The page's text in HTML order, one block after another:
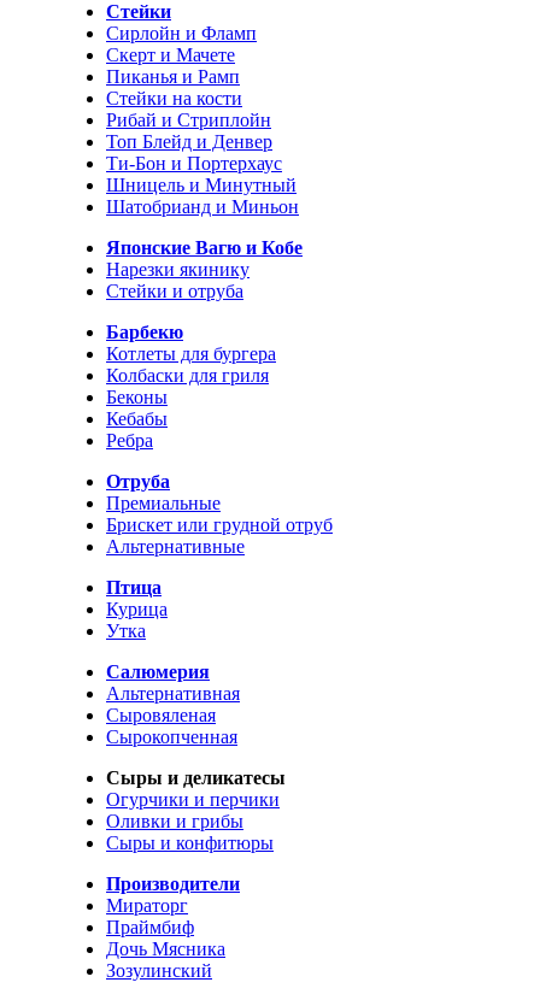
Стейки
Сирлойн и Фламп
Скерт и Мачете
Пиканья и Рамп
Стейки на кости
Рибай и Стриплойн
Топ Блейд и Денвер
Ти-Бон и Портерхаус
Шницель и Минутный
Шатобрианд и Миньон
Японские Вагю и Кобе
Нарезки якинику
Стейки и отруба
Барбекю
Котлеты для бургера
Колбаски для гриля
Беконы
Кебабы
Ребра
Отруба
Премиальные
Брискет или грудной отруб
Альтернативные
Птица
Курица
Утка
Салюмерия
Альтернативная
Сыровяленая
Сырокопченная
Сыры и деликатесы
Огурчики и перчики
Оливки и грибы
Сыры и конфитюры
Производители
Мираторг
Праймбиф
Дочь Мясника
Зозулинский